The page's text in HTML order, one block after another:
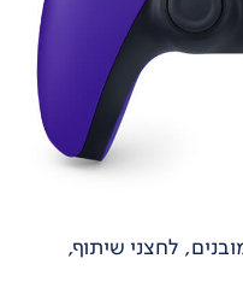
לחצני שיתוף,